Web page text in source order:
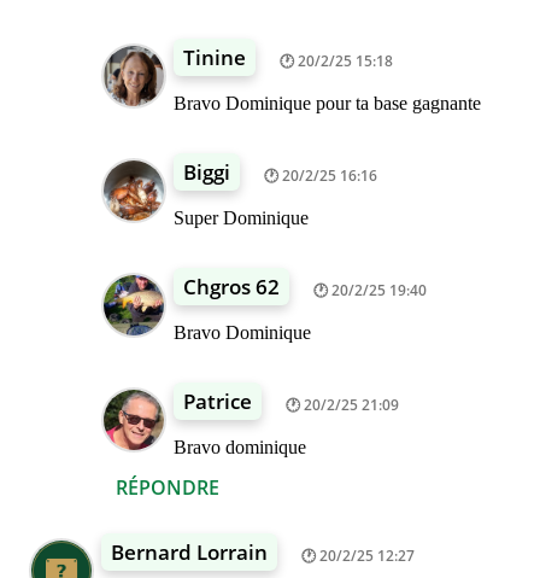
RÉPONDRE
Tinine 20/2/25 15:18
Bravo Dominique pour ta base gagnante
Biggi 20/2/25 16:16
Super Dominique
Chgros 62 20/2/25 19:40
Bravo Dominique
Patrice 20/2/25 21:09
Bravo dominique
Bernard Lorrain 20/2/25 12:27